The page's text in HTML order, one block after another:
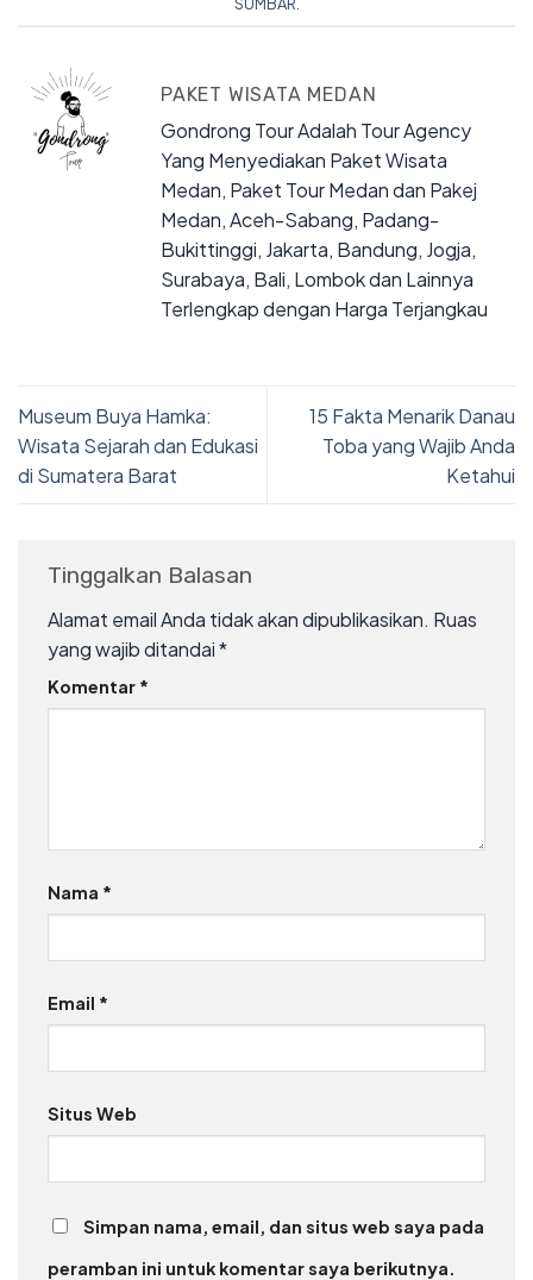
PAKET WISATA MEDAN
Gondrong Tour Adalah Tour Agency
Yang Menyediakan Paket Wisata
Medan, Paket Tour Medan dan Pakej
Medan, Aceh-Sabang, Padang-
Bukittinggi, Jakarta, Bandung, Jogja,
Surabaya, Bali, Lombok dan Lainnya
Terlengkap dengan Harga Terjangkau
Museum Buya Hamka:
Wisata Sejarah dan Edukasi
di Sumatera Barat
15 Fakta Menarik Danau
Toba yang Wajib Anda
Ketahui
Tinggalkan Balasan
Alamat email Anda tidak akan dipublikasikan. Ruas
yang wajib ditandai*
Komentar *
Nama *
Email *
Situs Web
Simpan nama, email, dan situs web saya pada
peramban ini untuk komentar saya berikutnya.